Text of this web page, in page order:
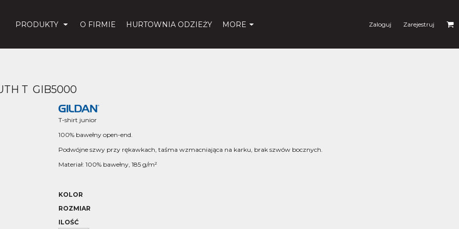
PRODUKTY O FIRMIE HURTOWNIA ODZIEŻY MORE Zaloguj Zarejestruj
T GIB5000
T-shirt junior
100% bawełny open-end.
Podwójne szwy przy rękawkach, taśma wzmacniająca na karku, brak szwów bocznych.
Materiał: 100% bawełny, 185 g/m²
KOLOR
ROZMIAR
ILOŚĆ